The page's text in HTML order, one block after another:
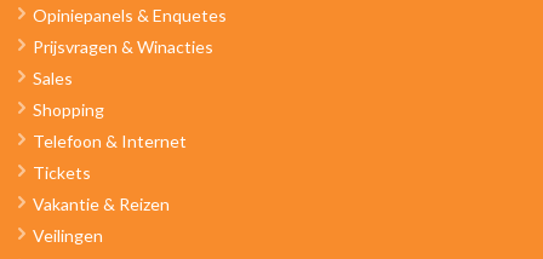
Opiniepanels & Enquetes
Prijsvragen & Winacties
Sales
Shopping
Telefoon & Internet
Tickets
Vakantie & Reizen
Veilingen